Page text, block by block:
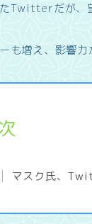
Twitterだが、
も増え、影響
マスク氏、